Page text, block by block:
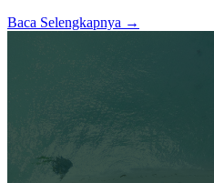
Baca Selengkapnya →